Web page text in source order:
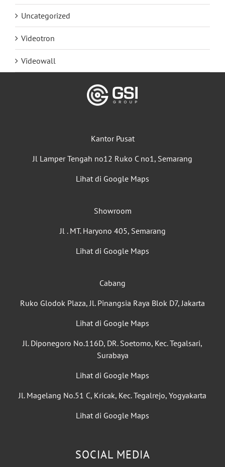
Uncategorized
Videotron
Videowall
Kantor Pusat
Jl Lamper Tengah no12 Ruko C no1, Semarang
Lihat di Google Maps
Showroom
Jl . MT. Haryono 405, Semarang
Lihat di Google Maps
Cabang
Ruko Glodok Plaza, Jl. Pinangsia Raya Blok D7, Jakarta
Lihat di Google Maps
Jl. Diponegoro No.116D, DR. Soetomo, Kec. Tegalsari,
Surabaya
Lihat di Google Maps
Jl. Magelang No.51 C, Kricak, Kec. Tegalrejo, Yogyakarta
Lihat di Google Maps
SOCIAL MEDIA